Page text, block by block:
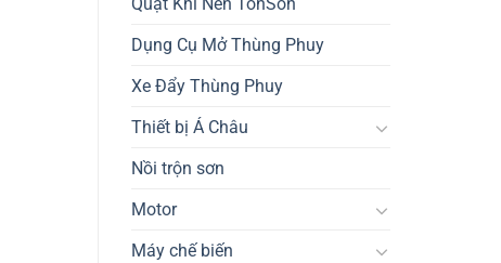
Dụng Cụ Mở Thùng Phuy
Xe Đẩy Thùng Phuy
Thiết bị Á Châu
Nồi trộn sơn
Motor
Máy chế biến